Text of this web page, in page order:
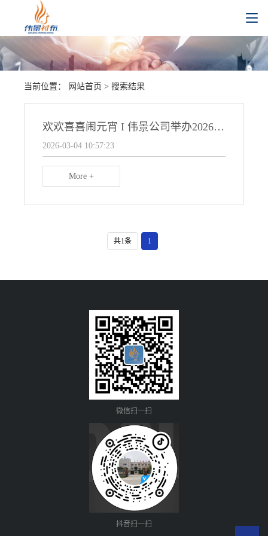
当前位置： 网站首页 > 搜索结果
欢欢喜喜闹元宵 I 伟景公司举办2026元宵春茗晚会
2026-03-04 10:57:23
More +
共1条 1
微信扫一扫
抖音扫一扫